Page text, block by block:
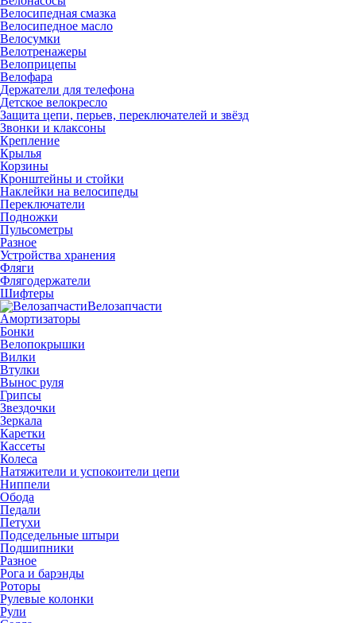
Велосипедная смазка
Велосипедное масло
Велосумки
Велотренажеры
Велоприцепы
Велофара
Держатели для телефона
Детское велокресло
Защита цепи, перьев, переключателей и звёзд
Звонки и клаксоны
Крепление
Крылья
Корзины
Кронштейны и стойки
Наклейки на велосипеды
Переключатели
Подножки
Пульсометры
Разное
Устройства хранения
Фляги
Флягодержатели
Шифтеры
Велозапчасти
Амортизаторы
Бонки
Велопокрышки
Вилки
Втулки
Вынос руля
Грипсы
Звездочки
Зеркала
Каретки
Кассеты
Колеса
Натяжители и успокоители цепи
Ниппели
Обода
Педали
Петухи
Подседельные штыри
Подшипники
Разное
Рога и барэнды
Роторы
Рулевые колонки
Рули